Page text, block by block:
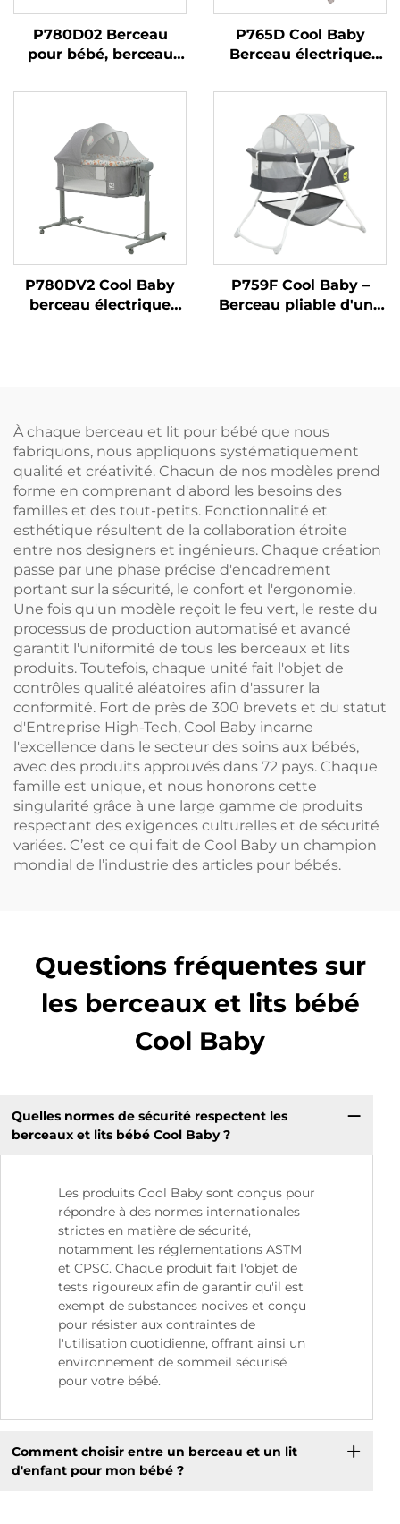
P780D02 Berceau
pour bébé, berceau
d'appoint pliable facile
latéral, berceau pour
bébé
P765D Cool Baby
Berceau électrique
bébé, nouveau
modèle, avec côté
ouvrant
P780DV2 Cool Baby
berceau électrique
P759F Cool Baby –
Berceau pliable d'une
À chaque berceau et lit pour bébé que nous
fabriquons, nous appliquons systématiquement
qualité et créativité. Chacun de nos modèles prend
forme en comprenant d'abord les besoins des
familles et des tout-petits. Fonctionnalité et
esthétique résultent de la collaboration étroite
entre nos designers et ingénieurs. Chaque création
passe par une phase précise d'encadrement
portant sur la sécurité, le confort et l'ergonomie.
Une fois qu'un modèle reçoit le feu vert, le reste du
processus de production automatisé et avancé
garantit l'uniformité de tous les berceaux et lits
produits. Toutefois, chaque unité fait l'objet de
contrôles qualité aléatoires afin d'assurer la
conformité. Fort de près de 300 brevets et du statut
d'Entreprise High-Tech, Cool Baby incarne
l'excellence dans le secteur des soins aux bébés,
avec des produits approuvés dans 72 pays. Chaque
famille est unique, et nous honorons cette
singularité grâce à une large gamme de produits
respectant des exigences culturelles et de sécurité
variées. C’est ce qui fait de Cool Baby un champion
mondial de l’industrie des articles pour bébés.
Questions fréquentes sur
les berceaux et lits bébé
Cool Baby
Quelles normes de sécurité respectent les
berceaux et lits bébé Cool Baby ?
Les produits Cool Baby sont conçus pour
répondre à des normes internationales
strictes en matière de sécurité,
notamment les réglementations ASTM
et CPSC. Chaque produit fait l'objet de
tests rigoureux afin de garantir qu'il est
exempt de substances nocives et conçu
pour résister aux contraintes de
l'utilisation quotidienne, offrant ainsi un
environnement de sommeil sécurisé
pour votre bébé.
Comment choisir entre un berceau et un lit
d'enfant pour mon bébé ?